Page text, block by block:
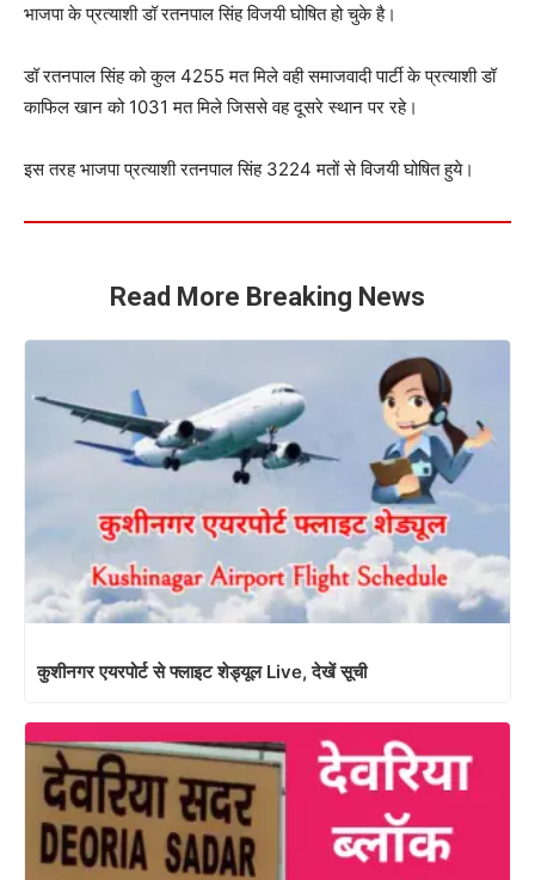
भाजपा के प्रत्याशी डॉ रतनपाल सिंह विजयी घोषित हो चुके है।
डॉ रतनपाल सिंह को कुल 4255 मत मिले वही समाजवादी पार्टी के प्रत्याशी डॉ
काफिल खान को 1031 मत मिले जिससे वह दूसरे स्थान पर रहे।
इस तरह भाजपा प्रत्याशी रतनपाल सिंह 3224 मतों से विजयी घोषित हुये।
Read More Breaking News
कुशीनगर एयरपोर्ट से फ्लाइट शेड्यूल Live, देखें सूची